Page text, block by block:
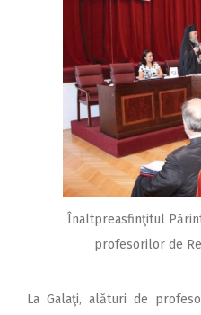
Înaltpreasfinţitul
profesorilor de
La Galaţi, alături de